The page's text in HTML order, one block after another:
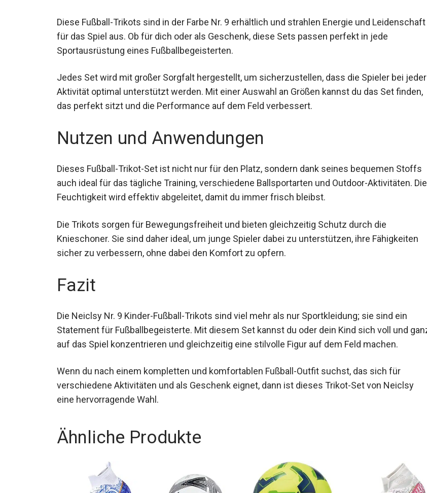
Diese Fußball-Trikots sind in der Farbe Nr. 9 erhältlich und strahlen Energie und Leidenschaft
für das Spiel aus. Ob für dich oder als Geschenk, diese Sets passen perfekt in jede
Sportausrüstung eines Fußballbegeisterten.
Jedes Set wird mit großer Sorgfalt hergestellt, um sicherzustellen, dass die Spieler bei jeder
Aktivität optimal unterstützt werden. Mit einer Auswahl an Größen kannst du das Set finden,
das perfekt sitzt und die Performance auf dem Feld verbessert.
Nutzen und Anwendungen
Dieses Fußball-Trikot-Set ist nicht nur für den Platz, sondern dank seines bequemen Stoffs
auch ideal für das tägliche Training, verschiedene Ballsportarten und Outdoor-Aktivitäten. Die
Feuchtigkeit wird effektiv abgeleitet, damit du immer frisch bleibst.
Die Trikots sorgen für Bewegungsfreiheit und bieten gleichzeitig Schutz durch die
Knieschoner. Sie sind daher ideal, um junge Spieler dabei zu unterstützen, ihre Fähigkeiten
sicher zu verbessern, ohne dabei den Komfort zu opfern.
Fazit
Die Neiclsy Nr. 9 Kinder-Fußball-Trikots sind viel mehr als nur Sportkleidung; sie sind ein
Statement für Fußballbegeisterte. Mit diesem Set kannst du oder dein Kind sich voll und
ganz auf das Spiel konzentrieren und gleichzeitig eine stilvolle Figur auf dem Feld machen.
Wenn du nach einem kompletten und komfortablen Fußball-Outfit suchst, das sich für
verschiedene Aktivitäten und als Geschenk eignet, dann ist dieses Trikot-Set von Neiclsy
eine hervorragende Wahl.
Ähnliche Produkte